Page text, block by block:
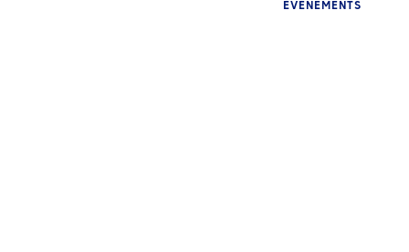
ÉVÉNEMENTS